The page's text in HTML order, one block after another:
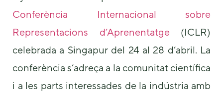
Conferència Internacional sobre
Representacions d’Aprenentatge(ICLR)
celebrada a Singapur del 24 al 28 d’abril. La
conferència s’adreça a la comunitat científica
i a les parts interessades de la indústria amb